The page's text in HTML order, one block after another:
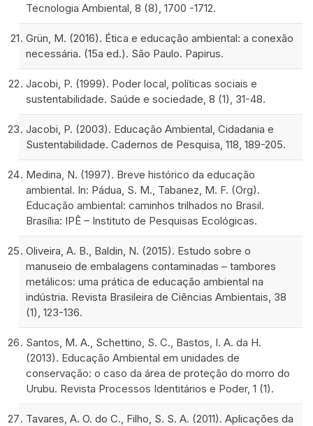
Tecnologia Ambiental, 8 (8), 1700 -1712.
Grün, M. (2016). Ética e educação ambiental: a conexão
necessária. (15a ed.). São Paulo. Papirus.
Jacobi, P. (1999). Poder local, políticas sociais e
sustentabilidade. Saúde e sociedade, 8 (1), 31-48.
Jacobi, P. (2003). Educação Ambiental, Cidadania e
Sustentabilidade. Cadernos de Pesquisa, 118, 189-205.
Medina, N. (1997). Breve histórico da educação
ambiental. In: Pádua, S. M., Tabanez, M. F. (Org).
Educação ambiental: caminhos trilhados no Brasil.
Brasília: IPÊ – Instituto de Pesquisas Ecológicas.
Oliveira, A. B., Baldin, N. (2015). Estudo sobre o
manuseio de embalagens contaminadas – tambores
metálicos: uma prática de educação ambiental na
indústria. Revista Brasileira de Ciências Ambientais, 38
(1), 123-136.
Santos, M. A., Schettino, S. C., Bastos, I. A. da H.
(2013). Educação Ambiental em unidades de
conservação: o caso da área de proteção do morro do
Urubu. Revista Processos Identitários e Poder, 1 (1).
Tavares, A. O. do C., Filho, S. S. A. (2011). Aplicações da